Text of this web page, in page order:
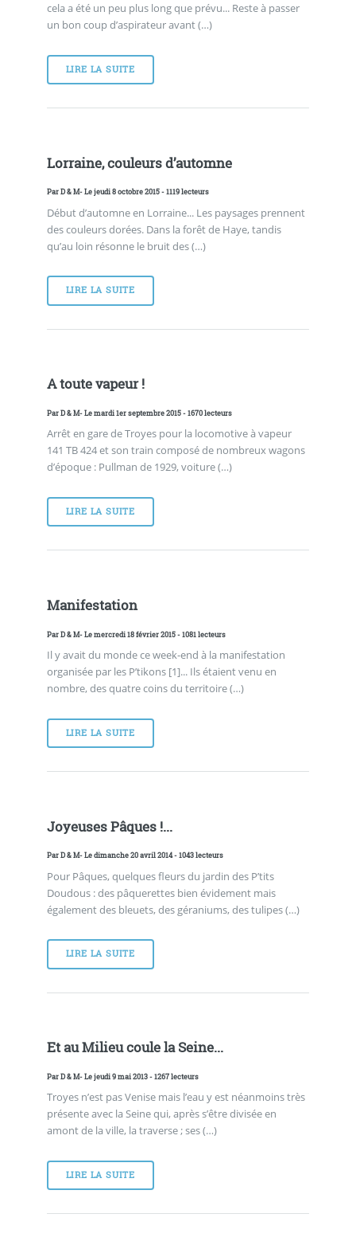
cela a été un peu plus long que prévu... Reste à passer
un bon coup d’aspirateur avant (…)
LIRE LA SUITE
Lorraine, couleurs d’automne
ParD & M- Le jeudi 8 octobre 2015 - 1119 lecteurs
Début d’automne en Lorraine... Les paysages prennent
des couleurs dorées. Dans la forêt de Haye, tandis
qu’au loin résonne le bruit des (…)
LIRE LA SUITE
A toute vapeur !
ParD & M- Le mardi 1er septembre 2015 - 1670 lecteurs
Arrêt en gare de Troyes pour la locomotive à vapeur
141 TB 424 et son train composé de nombreux wagons
d’époque : Pullman de 1929, voiture (…)
LIRE LA SUITE
Manifestation
ParD & M- Le mercredi 18 février 2015 - 1081 lecteurs
Il y avait du monde ce week-end à la manifestation
organisée par les P’tikons [1]... Ils étaient venu en
nombre, des quatre coins du territoire (…)
LIRE LA SUITE
Joyeuses Pâques !...
ParD & M- Le dimanche 20 avril 2014 - 1043 lecteurs
Pour Pâques, quelques fleurs du jardin des P’tits
Doudous : des pâquerettes bien évidement mais
également des bleuets, des géraniums, des tulipes (…)
LIRE LA SUITE
Et au Milieu coule la Seine...
ParD & M- Le jeudi 9 mai 2013 - 1267 lecteurs
Troyes n’est pas Venise mais l’eau y est néanmoins très
présente avec la Seine qui, après s’être divisée en
amont de la ville, la traverse ; ses (…)
LIRE LA SUITE